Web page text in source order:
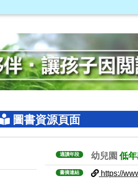
圖書資源頁面
適讀年段 幼兒園 低
書摘連結 https://